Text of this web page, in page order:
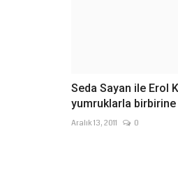
Seda Sayan ile Erol
yumruklarla
Aralık 13, 2011 0